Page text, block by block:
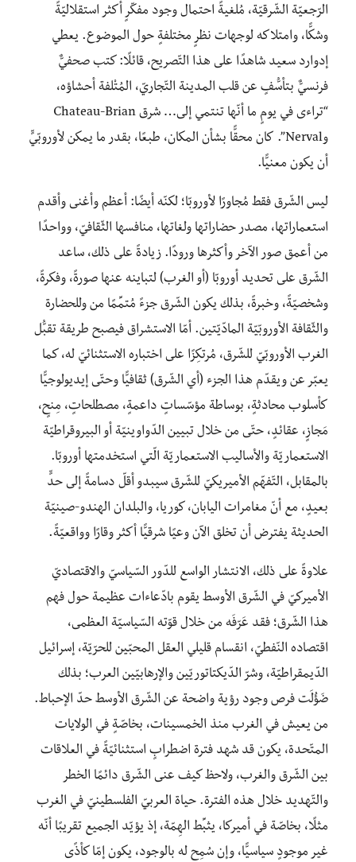
الرّجعيّة الشّرقيّة، مُلغيةً احتمال وجود مفكّرٍ أكثر استقلاليّةً
وشكًّا، وامتلاكه لوجهات نظرٍ مختلفةٍ حول الموضوع. يعطي
إدوارد سعيد شاهدًا على هذا التّصريح، قائلًا: كتب صحفيٌّ
فرنسيٌّ بتأسُّفٍ عن قلب المدينة التّجاريّ، المُتْلفة أحشاؤه،
“تراءى في يومٍ ما أنّها تنتمي إلى… شرق Chateau-Brian
وNerval”. كان محقًّا بشأن المكان، طبعًا، بقدر ما يمكن لأوروبّيٍّ
أن يكون معنيًّا.
ليس الشّرق فقط مُجاورًا لأوروبّا؛ لكنّه أيضًا: أعظم وأغنى وأقدم
استعماراتها، مصدر حضاراتها ولغاتها، منافسها الثّقافيّ، وواحدًا
من أعمق صور الآخر وأكثرها ورودًا. زيادةً على ذلك، ساعد
الشّرق على تحديد أوروبّا (أو الغرب) لتباينه عنها صورةً، وفكرةً،
وشخصيّةً، وخبرةً، بذلك يكون الشّرق جزءً مُتمِّمًا من وللحضارة
والثّقافة الأوروبّيّة المادّيّتين. أمّا الاستشراق فيصبح طريقة تقبُّل
الغرب الأوروبّيّ للشّرق، مُرتكِزًا على اختباره الاستثنائيّ له، كما
يعبّر عن ويقدّم هذا الجزء (أي الشّرق) ثقافيًّا وحتّى إيديولوجيًّا
كأسلوب محادثةٍ، بوساطة مؤسّساتٍ داعمةٍ، مصطلحاتٍ، مِنحٍ،
مَجازٍ، عقائدٍ، حتّى من خلال تبيين الدّواوينيّة أو البيروقراطيّة
الاستعماريّة والأساليب الاستعماريّة الّتي استخدمتها أوروبّا.
بالمقابل، التّفهّم الأميريكيّ للشّرق سيبدو أقلّ دسامةً إلى حدٍّ
بعيدٍ، مع أنّ مغامرات اليابان، كوريا، والبلدان الهندو-صينيّة
الحديثة يفترض أن تخلق الآن وعيًا شرقيًّا أكثر وقارًا وواقعيّةً.
علاوةً على ذلك، الانتشار الواسع للدّور السّياسيّ والاقتصاديّ
الأميركيّ في الشّرق الأوسط يقوم بادّعاءات عظيمة حول فهم
هذا الشّرق؛ فقد عَرّفَه من خلال قوّته السّياسيّة العظمى،
اقتصاده النّفطيّ، انقسام قليلي العقل المحبّين للحرّيّة، إسرائيل
الدّيمقراطيّة، وشرّ الدّيكتاتوريّين والإرهابيّين العرب؛ بذلك
ضَؤُلَت فرص وجود رؤية واضحة عن الشّرق الأوسط حدّ الإحباط.
من يعيش في الغرب منذ الخمسينات، بخاصّةٍ في الولايات
المتّحدة، يكون قد شهد فترة اضطرابٍ استثنائيّةً في العلاقات
بين الشّرق والغرب، ولاحظ كيف عنى الشّرق دائمًا الخطر
والتّهديد خلال هذه الفترة. حياة العربيّ الفلسطينيّ في الغرب
مثلًا، بخاصّة في أميركا، يثبِّط الهِمّة، إذ يؤيّد الجميع تقريبًا أنّه
غير موجودٍ سياسيًّا، وإن سُمِح له بالوجود، يكون إمّا كأذًى